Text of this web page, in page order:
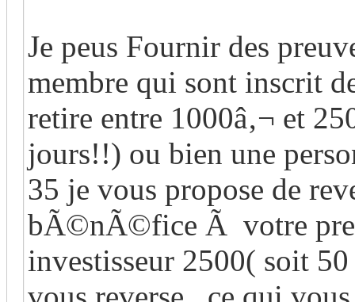
Je peus Fournir des
membre qui sont inscrit
retire entre 1000â‚¬ et
jours!!) ou bien une
35 je vous propose de
bÃ©nÃ©fice Ã votre
investisseur 2500( soit